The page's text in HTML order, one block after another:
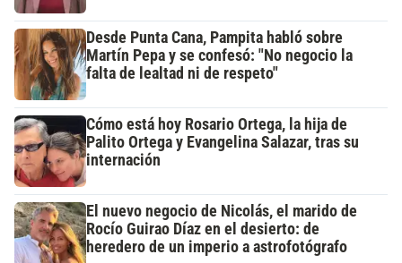
Desde Punta Cana, Pampita habló sobre
Martín Pepa y se confesó: "No negocio la
falta de lealtad ni de respeto"
Cómo está hoy Rosario Ortega, la hija de
Palito Ortega y Evangelina Salazar, tras su
internación
El nuevo negocio de Nicolás, el marido de
Rocío Guirao Díaz en el desierto: de
heredero de un imperio a astrofotógrafo